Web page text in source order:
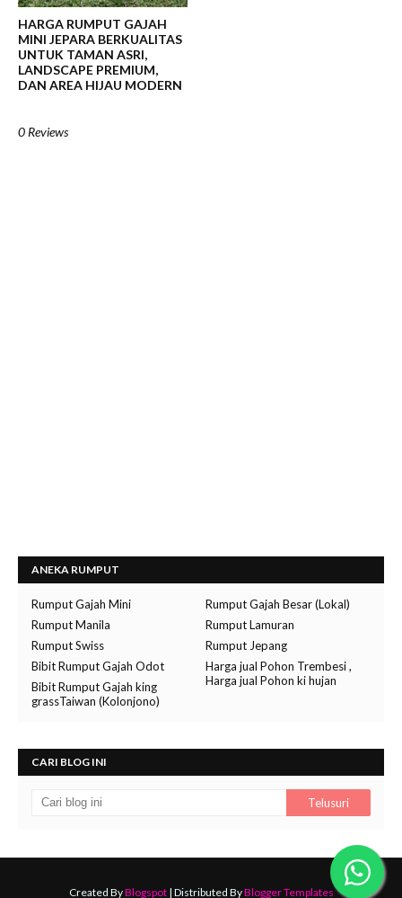
HARGA RUMPUT GAJAH
MINI JEPARA BERKUALITAS
UNTUK TAMAN ASRI,
LANDSCAPE PREMIUM,
DAN AREA HIJAU MODERN
0 Reviews
ANEKA RUMPUT
Rumput Gajah Mini
Rumput Gajah Besar (Lokal)
Rumput Manila
Rumput Lamuran
Rumput Swiss
Rumput Jepang
Bibit Rumput Gajah Odot
Harga jual Pohon Trembesi ,
Harga jual Pohon ki hujan
Bibit Rumput Gajah king
grassTaiwan (Kolonjono)
CARI BLOG INI
Created ByBlogspot| Distributed ByBlogger Templates